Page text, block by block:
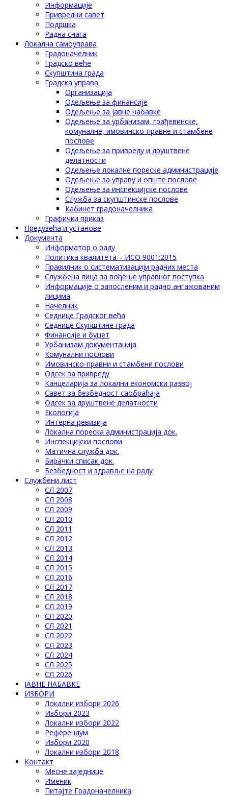
Информације
Привредни савет
Подршка
Радна снага
Локална самоуправа
Градоначелник
Градско веће
Скупштина града
Градска управа
Организација
Одељење за финансије
Одељење за јавне набавке
Одељење за урбанизам, грађевинске,
комуналне, имовинско-правне и стамбене
послове
Одељење за привреду и друштвене
делатности
Одељење локалне пореске администрације
Одељење за управу и опште послове
Одељење за инспекцијске послове
Служба за скупштинске послове
Кабинет градоначелника
Графички приказ
Предузећа и установе
Документа
Информатор о раду
Политика квалитета – ИСО 9001:2015
Правилник о систематизацији радних места
Службена лица за вођење управног поступка
Информације о запосленим и радно ангажованим
лицима
Начелник
Седнице Градског већа
Седнице Скупштине града
Финансије и буџет
Урбанизам документација
Комунални послови
Имовинско-правни и стамбени послови
Одсек за привреду
Канцеларија за локални економски развој
Савет за безбедност саобраћаја
Одсек за друштвене делатности
Eкологија
Интерна ревизија
Локална пореска администрација док.
Инспекцијски послови
Матична служба док.
Бирачки списак док.
Безбедност и здравље на раду
Службени лист
СЛ 2007
СЛ 2008
СЛ 2009
СЛ 2010
СЛ 2011
СЛ 2012
СЛ 2013
СЛ 2014
СЛ 2015
СЛ 2016
СЛ 2017
СЛ 2018
СЛ 2019
СЛ 2020
СЛ 2021
СЛ 2022
СЛ 2023
СЛ 2024
СЛ 2025
СЛ 2026
ЈАВНЕ НАБАВКЕ
ИЗБОРИ
Локални избори 2026
Избори 2023
Локални избори 2022
Референдум
Избори 2020
Локални избори 2018
Контакт
Месне заједнице
Именик
Питајте Градоначелника